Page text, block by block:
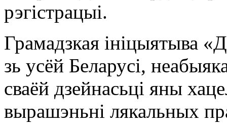
рэгістрацыі.
Грамадзкая ініцыятыва
зь усёй Беларусі,
сваёй дзейнасьці яны
вырашэньні лякальных